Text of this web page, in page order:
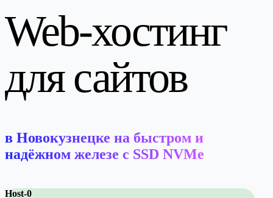
Web-хостинг
для сайтов
в Новокузнецке на быстром и
надёжном железе c SSD NVMe
Host-0